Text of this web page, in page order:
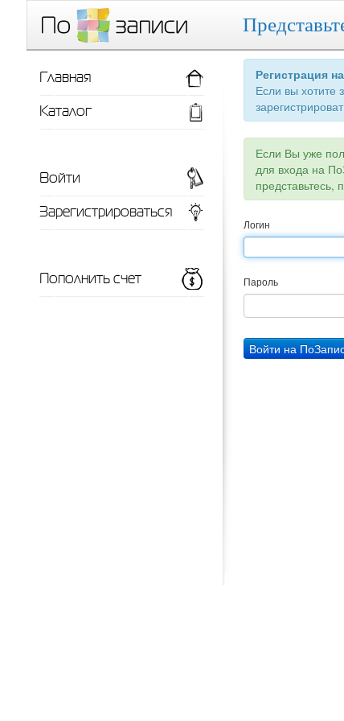
Регистрация
Если вы хотите
Если Вы уже
для входа на
представьтесь,
Логин
Пароль
Главная
Каталог
Войти
Зарегистрироваться
Пополнить счет